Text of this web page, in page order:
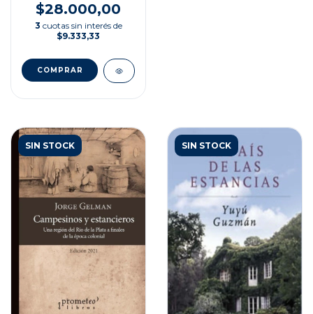
$28.000,00
3 cuotas sin interés de
$9.333,33
SIN STOCK SIN STOCK